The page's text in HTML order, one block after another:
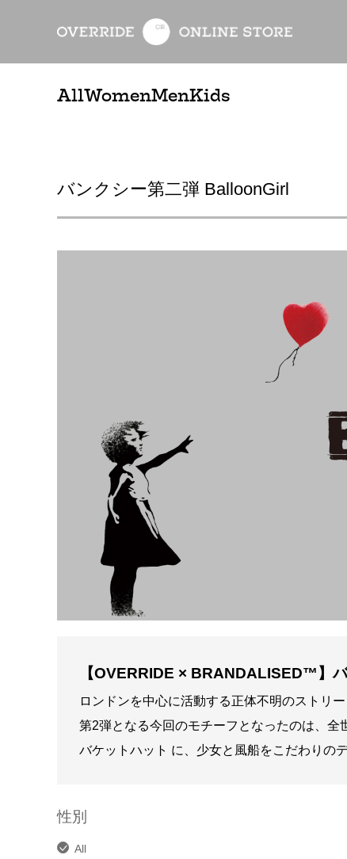
AllWomenMenKids
バンクシー第二弾 BalloonGirl
【OVERRIDE × BRANDALISED™】
ロンドンを中心に活動する正体不明のストリー
第2弾となる今回のモチーフとなったのは、
バケットハット に、少女と風船をこだわりの
性別
All